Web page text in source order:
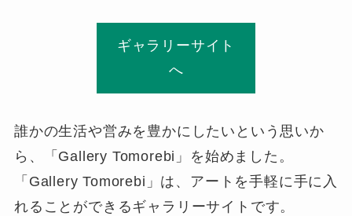
ギャラリーサイト
へ
誰かの生活や営みを豊かにしたいという思いか
ら、「Gallery Tomorebi」を始めました。
「Gallery Tomorebi」は、アートを手軽に手に入
れることができるギャラリーサイトです。